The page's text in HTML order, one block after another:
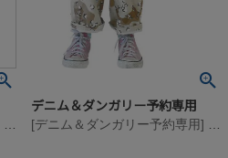
デニム＆ダンガリー予約専用